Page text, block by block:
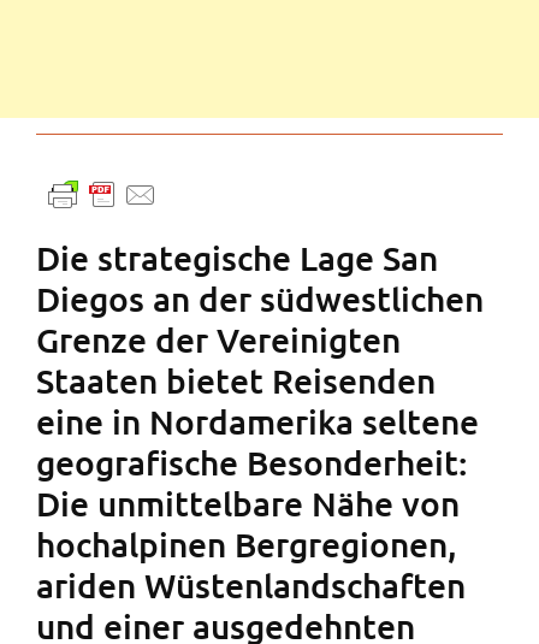
Die strategische Lage San
Diegos an der südwestlichen
Grenze der Vereinigten
Staaten bietet Reisenden
eine in Nordamerika seltene
geografische Besonderheit:
Die unmittelbare Nähe von
hochalpinen Bergregionen,
ariden Wüstenlandschaften
und einer ausgedehnten